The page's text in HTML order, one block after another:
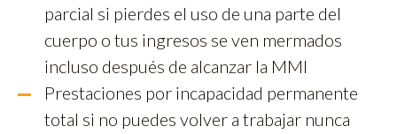
parcial si pierdes el uso de una parte del
cuerpo o tus ingresos se ven mermados
incluso después de alcanzar la MMI
Prestaciones por incapacidad permanente
total si no puedes volver a trabajar nunca